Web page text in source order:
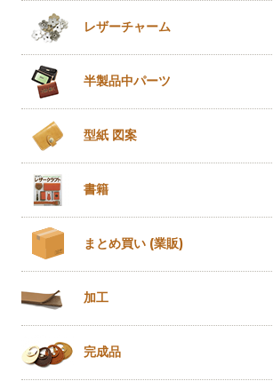
レザーチャーム
半製品中パーツ
型紙 図案
書籍
まとめ買い (業販)
加工
完成品